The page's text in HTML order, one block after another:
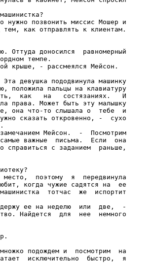
нужно позвонить миссис Мошер и
тем, как отправлять к клиентам.
Оттуда доносился  равномерный
темпе.
крыше, - рассмеялся Мейсон.
девушка пододвинула машинку
положила пальцы на клавиатуру
как   на   состязаниях.   И
права. Может быть эту малышку
она что-то слышала о  тебе  и
сказать откровенно, -  сухо
Мейсон.  -  Посмотрим
важные  письма.  Если  она
справиться с заданием  раньше,
поэтому  я  передвинула
когда чужие садятся на  ее
тотчас  же  испортит
ее на неделю  или  две,  -
Найдется  для  нее  немного
подождем и  посмотрим  на
исключительно  быстро,  я